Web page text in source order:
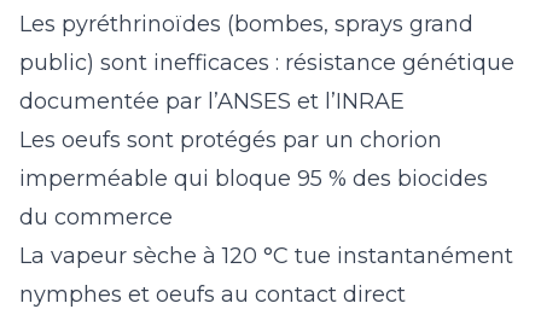
Les pyréthrinoïdes (bombes, sprays grand
public) sont inefficaces : résistance génétique
documentée par l’ANSES et l’INRAE
Les oeufs sont protégés par un chorion
imperméable qui bloque 95 % des biocides
du commerce
La vapeur sèche à 120 °C tue instantanément
nymphes et oeufs au contact direct